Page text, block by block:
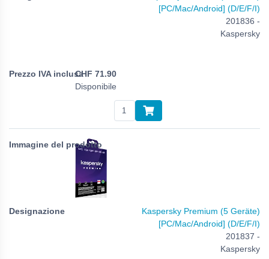
[PC/Mac/Android] (D/E/F/I)
201836 -
Kaspersky
CHF 71.90
Disponibile
Kaspersky Premium (5 Geräte)
[PC/Mac/Android] (D/E/F/I)
201837 -
Kaspersky